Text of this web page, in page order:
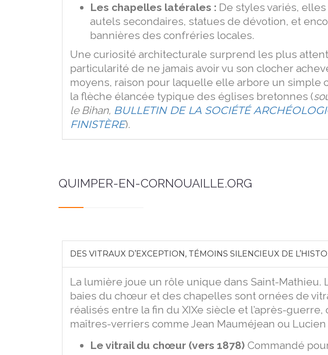
Les chapelles latérales : De styles variés,
autels secondaires, statues de dévotion, et
bannières des confréries locales.
Une curiosité architecturale surprend les plus
particularité de ne jamais avoir vu son clocher
moyens, raison pour laquelle elle arbore un simple
la flèche élancée typique des églises bretonnes (
le Bihan, BULLETIN DE LA SOCIÉTÉ
FINISTÈRE).
QUIMPER-EN-CORNOUAILLE.ORG
DES VITRAUX D’EXCEPTION, TÉMOINS SILENCIEUX DE
La lumière joue un rôle unique dans Saint-Mathieu.
baies du chœur et des chapelles sont ornées de
réalisés entre la fin du XIXe siècle et l’après-
maîtres-verriers comme Jean Mauméjean ou Lucien
Le vitrail du chœur (vers 1878) Commandé